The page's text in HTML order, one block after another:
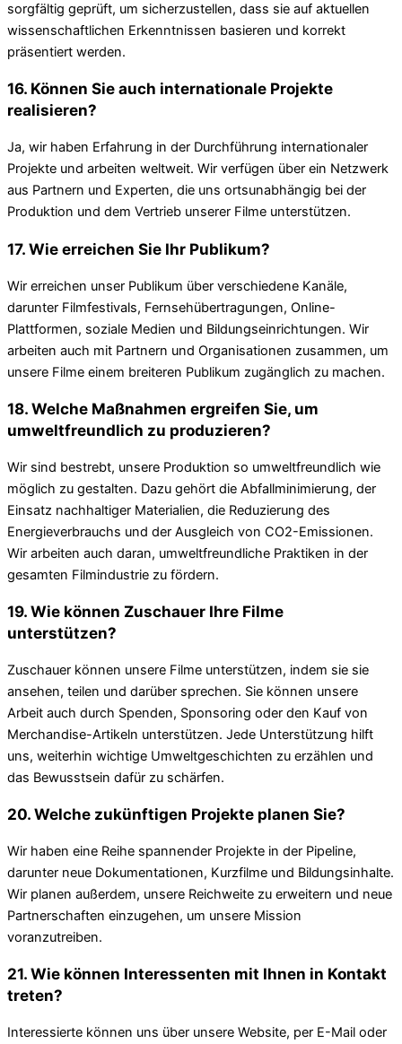
sorgfältig geprüft, um sicherzustellen, dass sie auf aktuellen
wissenschaftlichen Erkenntnissen basieren und korrekt
präsentiert werden.
16. Können Sie auch internationale Projekte
realisieren?
Ja, wir haben Erfahrung in der Durchführung internationaler
Projekte und arbeiten weltweit. Wir verfügen über ein Netzwerk
aus Partnern und Experten, die uns ortsunabhängig bei der
Produktion und dem Vertrieb unserer Filme unterstützen.
17. Wie erreichen Sie Ihr Publikum?
Wir erreichen unser Publikum über verschiedene Kanäle,
darunter Filmfestivals, Fernsehübertragungen, Online-
Plattformen, soziale Medien und Bildungseinrichtungen. Wir
arbeiten auch mit Partnern und Organisationen zusammen, um
unsere Filme einem breiteren Publikum zugänglich zu machen.
18. Welche Maßnahmen ergreifen Sie, um
umweltfreundlich zu produzieren?
Wir sind bestrebt, unsere Produktion so umweltfreundlich wie
möglich zu gestalten. Dazu gehört die Abfallminimierung, der
Einsatz nachhaltiger Materialien, die Reduzierung des
Energieverbrauchs und der Ausgleich von CO2-Emissionen.
Wir arbeiten auch daran, umweltfreundliche Praktiken in der
gesamten Filmindustrie zu fördern.
19. Wie können Zuschauer Ihre Filme
unterstützen?
Zuschauer können unsere Filme unterstützen, indem sie sie
ansehen, teilen und darüber sprechen. Sie können unsere
Arbeit auch durch Spenden, Sponsoring oder den Kauf von
Merchandise-Artikeln unterstützen. Jede Unterstützung hilft
uns, weiterhin wichtige Umweltgeschichten zu erzählen und
das Bewusstsein dafür zu schärfen.
20. Welche zukünftigen Projekte planen Sie?
Wir haben eine Reihe spannender Projekte in der Pipeline,
darunter neue Dokumentationen, Kurzfilme und Bildungsinhalte.
Wir planen außerdem, unsere Reichweite zu erweitern und neue
Partnerschaften einzugehen, um unsere Mission
voranzutreiben.
21. Wie können Interessenten mit Ihnen in Kontakt
treten?
Interessierte können uns über unsere Website, per E-Mail oder